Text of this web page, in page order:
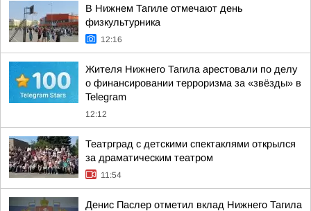
В Нижнем Тагиле отмечают день
физкультурника
12:16
Жителя Нижнего Тагила арестовали по делу
о финансировании терроризма за «звёзды» в
Telegram
12:12
Театрград с детскими спектаклями открылся
за драматическим театром
11:54
Денис Паслер отметил вклад Нижнего Тагила